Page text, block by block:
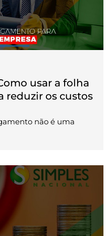
usar a folha
reduzir os custos
não é uma